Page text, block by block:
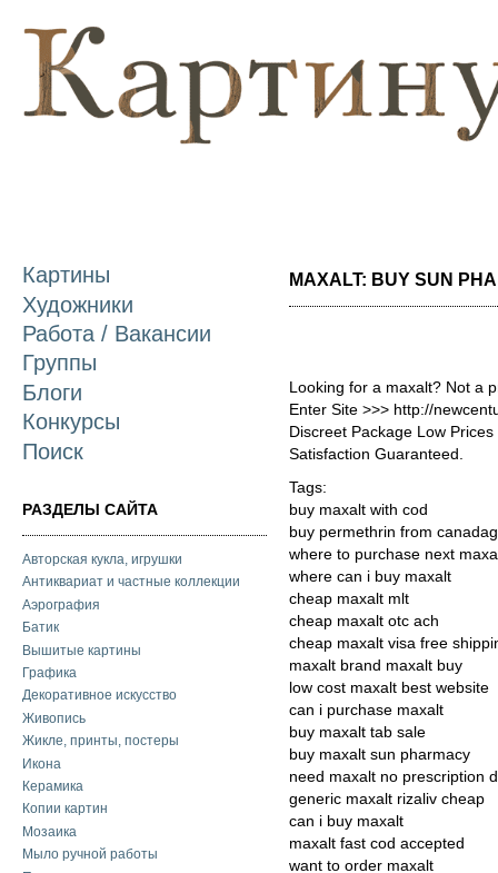
Картины
Художники
Работа / Вакансии
Группы
Блоги
Конкурсы
Поиск
РАЗДЕЛЫ САЙТА
Авторская кукла, игрушки
Антиквариат и частные коллекции
Аэрография
Батик
Вышитые картины
Графика
Декоративное искусство
Живопись
Жикле, принты, постеры
Икона
Керамика
Копии картин
Мозаика
Мыло ручной работы
MAXALT: BUY SUN
Looking for a maxalt? Not a
Enter Site >>> http://
Discreet Package Low
Satisfaction Guaranteed.
Tags:
buy maxalt with cod
buy permethrin from
where to purchase next
where can i buy maxalt
cheap maxalt mlt
cheap maxalt otc ach
cheap maxalt visa free
maxalt brand maxalt buy
low cost maxalt best website
can i purchase maxalt
buy maxalt tab sale
buy maxalt sun pharmacy
need maxalt no prescription
generic maxalt rizaliv cheap
can i buy maxalt
maxalt fast cod accepted
want to order maxalt